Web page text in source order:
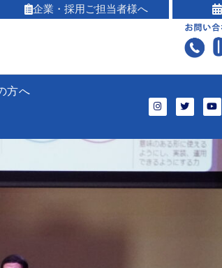
企業・採用ご担当者様へ
方へ